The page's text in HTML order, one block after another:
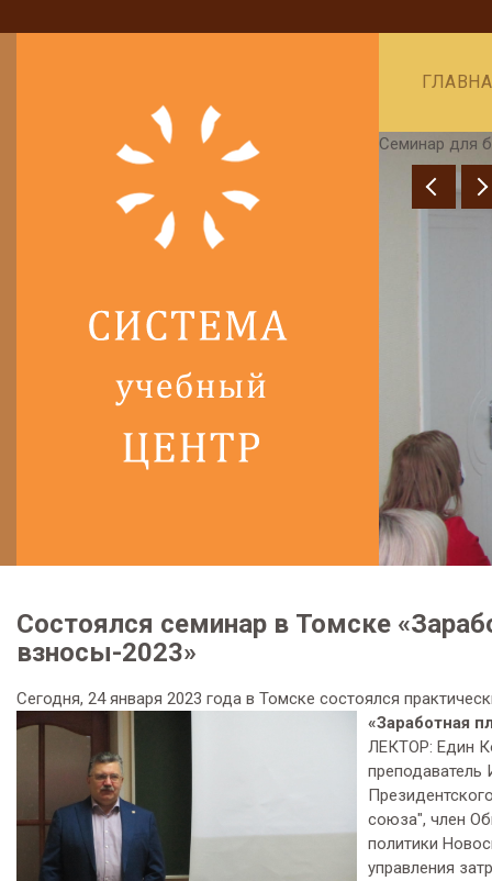
Семинар для
Состоялся семинар в Томске
взносы-2023»
Сегодня, 24 января 2023 года в Томске состоялся
«Заработная
ЛЕКТОР: Един
преподаватель
союза", член
политики
управления